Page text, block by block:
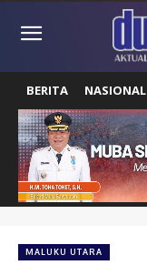
BERITA NASIONAL
MALUKU UTARA